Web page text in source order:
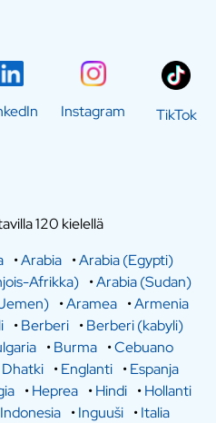
Instagram TikTok
120 kielellä
•Arabia •Arabia (Egypti)
Afrikka) •Arabia (Sudan)
•Aramea •Armenia
•Berberi •Berberi (kabyli)
•Burma •Cebuano
Dhatki •Englanti •Espanja
•Heprea •Hindi •Hollanti
Indonesia •Inguuši •Italia